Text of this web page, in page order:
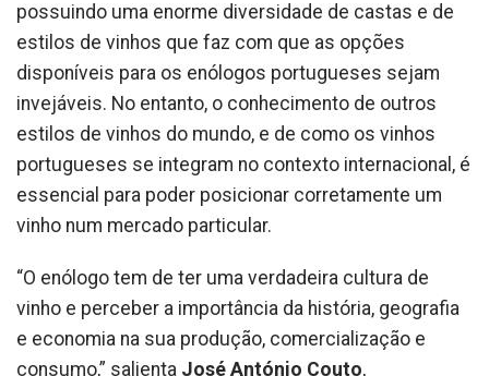
possuindo uma enorme diversidade de castas e de
estilos de vinhos que faz com que as opções
disponíveis para os enólogos portugueses sejam
invejáveis. No entanto, o conhecimento de outros
estilos de vinhos do mundo, e de como os vinhos
portugueses se integram no contexto internacional, é
essencial para poder posicionar corretamente um
vinho num mercado particular.
“O enólogo tem de ter uma verdadeira cultura de
vinho e perceber a importância da história, geografia
e economia na sua produção, comercialização e
consumo,” salienta José António Couto,